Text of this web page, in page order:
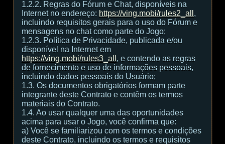
1.2.2. Regras do Fórum e Chat, disponíveis na
Internet no endereço: https://ving.mobi/rules2_all ,
incluindo requisitos gerais para o uso do Fórum e
mensagens no chat como parte do Jogo;
1.2.3. Política de Privacidade, publicada e/ou
disponível na Internet em
https://ving.mobi/rules3_all , e contendo as regras
de fornecimento e uso de informações pessoais,
incluindo dados pessoais do Usuário;
1.3. Os documentos obrigatórios formam parte
integrante deste Contrato e contêm os termos
materiais do Contrato.
1.4. Ao usar qualquer uma das oportunidades
acima para usar o Jogo, você confirma que:
а) Você se familiarizou com os termos e condições
deste Contrato, incluindo os termos e requisitos